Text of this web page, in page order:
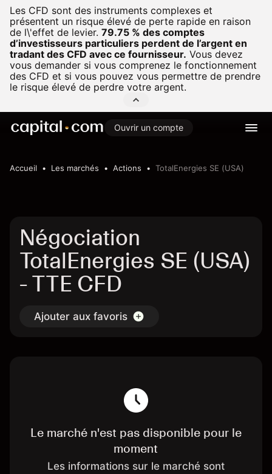
Les CFD sont des instruments complexes et
présentent un risque élevé de perte rapide en raison
de l\'effet de levier. 79.75 % des comptes
d’investisseurs particuliers perdent de l’argent en
tradant des CFD avec ce fournisseur. Vous devez
vous demander si vous comprenez le fonctionnement
des CFD et si vous pouvez vous permettre de prendre
le risque élevé de perdre votre argent.
Ouvrir un compte
Accueil Les marchés Actions TotalEnergies SE (USA)
Négociation
TotalEnergies SE (USA)
- TTE CFD
Ajouter aux favoris
Le marché n'est pas disponible pour le
moment
Les informations sur le marché sont